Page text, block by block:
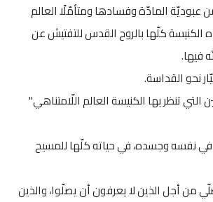
عبوديّة المادّة وفسادها ومتأمّلًا العالم
الكنيسة كلّها بالروح القدس للتفتيش عن
فيها.
نحو القداسة.
التي تنظر بها الكنيسة العالم اللّامتناهي"
نفسه وجسده، في حياته كلّها للمسيح
من أجل الذين لا يعرفون أن يصلّوا، والذين